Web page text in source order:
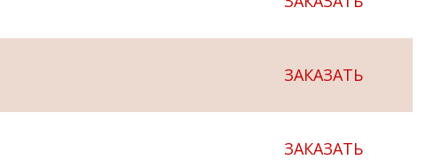
ЗАКАЗАТЬ
ЗАКАЗАТЬ